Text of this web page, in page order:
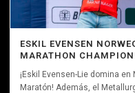
ESKIL EVENSEN
MARATHON
¡Eskil Evensen-Lie domina
Maratón! Además, el